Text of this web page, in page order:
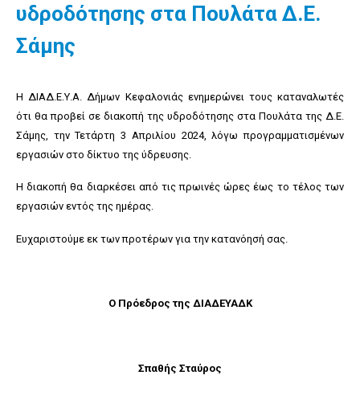
υδροδότησης στα Πουλάτα Δ.Ε.
Σάμης
Η ΔΙΑΔ.Ε.Υ.Α. Δήμων Κεφαλονιάς ενημερώνει τους καταναλωτές
ότι θα προβεί σε διακοπή της υδροδότησης στα Πουλάτα της Δ.Ε.
Σάμης, την Τετάρτη 3 Απριλίου 2024, λόγω προγραμματισμένων
εργασιών στο δίκτυο της ύδρευσης.
Η διακοπή θα διαρκέσει από τις πρωινές ώρες έως το τέλος των
εργασιών εντός της ημέρας.
Ευχαριστούμε εκ των προτέρων για την κατανόησή σας.
Ο Πρόεδρος της ΔΙΑΔΕΥΑΔΚ
Σπαθής Σταύρος